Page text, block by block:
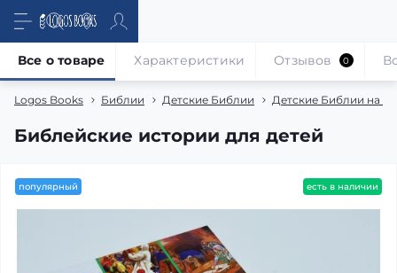
Logos Books Библии Детские Библии Детские Библии на
Библейские истории для детей
Все о товаре Характеристики Отзывов 0
популярный есть в наличии